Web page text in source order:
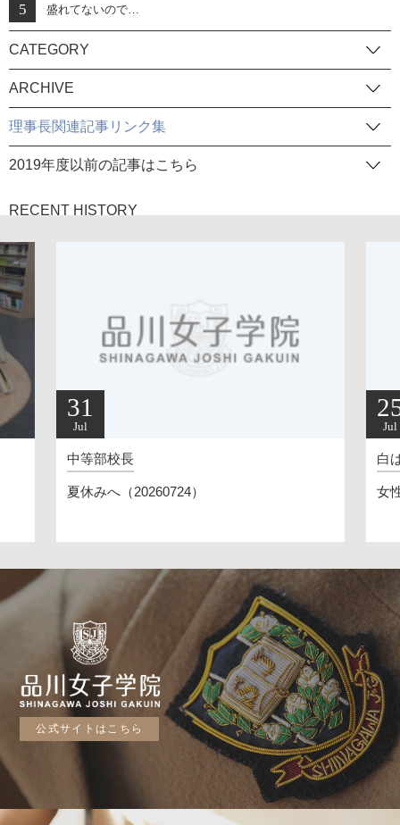
盛れてないので…
CATEGORY
ARCHIVE
理事長関連記事リンク集
2019年度以前の記事はこちら
RECENT HISTORY
31
Jul
中等部校長
夏休みへ（20260724）
Jul
白
女
公式サイトはこちら